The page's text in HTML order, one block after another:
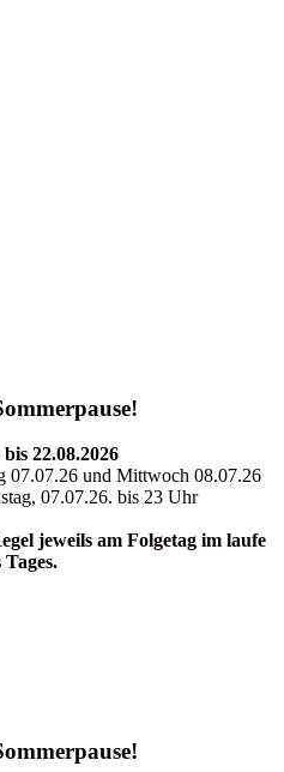
22.08.2026
07.07.26 und Mittwoch 08.07.26
07.07.26. bis 23 Uhr
jeweils am Folgetag im laufe
Tages.